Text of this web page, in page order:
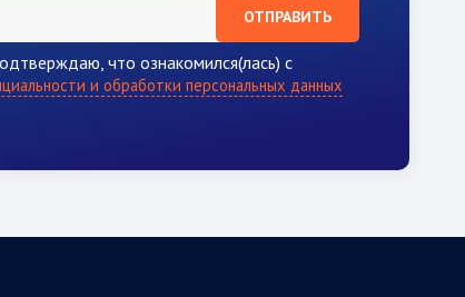
ОТПРАВИТЬ
что ознакомился(лась) с
и обработки персональных данных